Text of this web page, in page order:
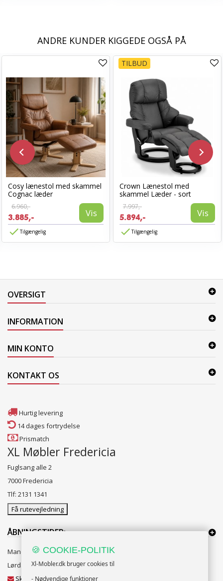
ANDRE KUNDER KIGGEDE OGSÅ PÅ
Cosy lænestol med skammel
Cognac læder
6.960,-
3.885,- Vis
Tilgængelig
TILBUD
Crown Lænestol med
skammel Læder - sort
7.997,-
5.894,- Vis
Tilgængelig
OVERSIGT
INFORMATION
MIN KONTO
KONTAKT OS
Hurtig levering
14 dages fortrydelse
Prismatch
XL Møbler Fredericia
Fuglsang alle 2
7000 Fredericia
Tlf: 2131 1341
Få rutevejledning
ÅBNINGSTIDER:
Mandag til Fredag 10:00 til 18:00
Lørdag og Søndag 10:00 til 16:00
Skriv til vores kundeservice
🍪 COOKIE-POLITIK
Xl-Mobler.dk bruger cookies til
- Nødvendige funktioner